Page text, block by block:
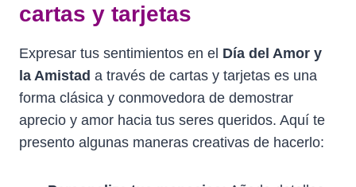
cartas y tarjetas
Expresar tus sentimientos en el Día del Amor y
la Amistad a través de cartas y tarjetas es una
forma clásica y conmovedora de demostrar
aprecio y amor hacia tus seres queridos. Aquí te
presento algunas maneras creativas de hacerlo: